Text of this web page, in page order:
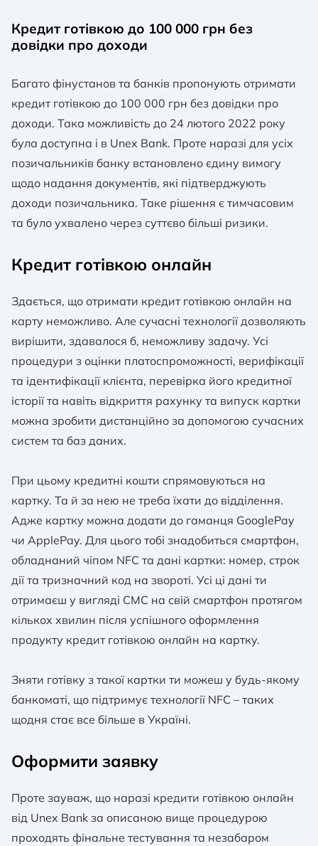
Кредит готівкою до 100 000 грн без
довідки про доходи
Багато фінустанов та банків пропонують отримати
кредит готівкою до 100 000 грн без довідки про
доходи. Така можливість до 24 лютого 2022 року
була доступна і в Unex Bank. Проте наразі для усіх
позичальників банку встановлено єдину вимогу
щодо надання документів, які підтверджують
доходи позичальника. Таке рішення є тимчасовим
та було ухвалено через суттєво більші ризики.
Кредит готівкою онлайн
Здається, що отримати кредит готівкою онлайн на
карту неможливо. Але сучасні технології дозволяють
вирішити, здавалося б, неможливу задачу. Усі
процедури з оцінки платоспроможності, верифікації
та ідентифікації клієнта, перевірка його кредитної
історії та навіть відкриття рахунку та випуск картки
можна зробити дистанційно за допомогою сучасних
систем та баз даних.
При цьому кредитні кошти спрямовуються на
картку. Та й за нею не треба їхати до відділення.
Адже картку можна додати до гаманця GooglePay
чи ApplePay. Для цього тобі знадобиться смартфон,
обладнаний чіпом NFC та дані картки: номер, строк
дії та тризначний код на звороті. Усі ці дані ти
отримаєш у вигляді СМС на свій смартфон протягом
кількох хвилин після успішного оформлення
продукту кредит готівкою онлайн на картку.
Зняти готівку з такої картки ти можеш у будь-якому
банкоматі, що підтримує технології NFC – таких
щодня стає все більше в Україні.
Оформити заявку
Проте зауваж, що наразі кредити готівкою онлайн
від Unex Bank за описаною вище процедурою
проходять фінальне тестування та незабаром